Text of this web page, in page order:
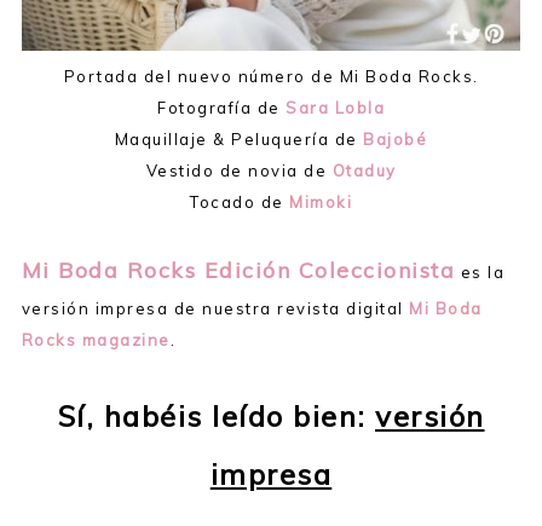
Portada del nuevo número de Mi Boda Rocks.
Fotografía de Sara Lobla
Maquillaje & Peluquería de Bajobé
Vestido de novia de Otaduy
Tocado de Mimoki
Mi Boda Rocks Edición Coleccionista es la
versión impresa de nuestra revista digital Mi Boda
Rocks magazine
Sí, habéis leído bien: versión
impresa